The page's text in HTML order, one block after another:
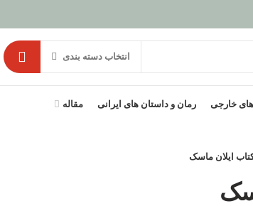
انتخاب دسته بندی
خارجی رمان و داستان های ایرانی مقاله
ایلان ماسک